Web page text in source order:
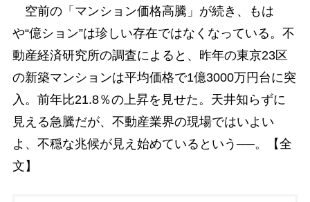
空前の「マンション価格高騰」が続き、もは
や“億ション”は珍しい存在ではなくなっている。不
動産経済研究所の調査によると、昨年の東京23区
の新築マンションは平均価格で1億3000万円台に突
入。前年比21.8％の上昇を見せた。天井知らずに
見える急騰だが、不動産業界の現場ではいよい
よ、不穏な兆候が見え始めているという──。【全
文】